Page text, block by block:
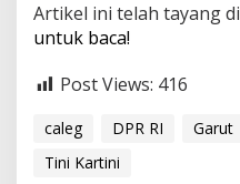
Artikel ini telah tayang di
untuk baca!
Post Views: 416
caleg DPR RI Garut
Tini Kartini